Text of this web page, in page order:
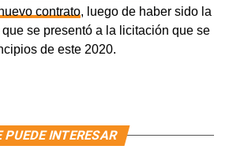
contrato, luego de haber sido la
se presentó a la licitación que se
de este 2020.
PUEDE INTERESAR